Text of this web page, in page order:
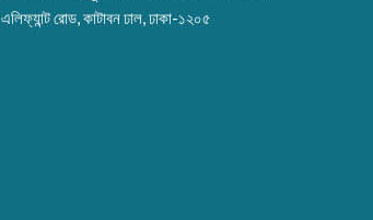
এলিফ্যান্ট রোড, কাটাবন ঢাল, ঢাকা-১২০৫